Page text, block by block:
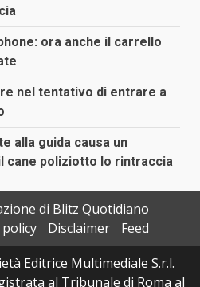
ora anche il carrello
nel tentativo di entrare a
alla guida causa un
cane poliziotto lo rintraccia
di Blitz Quotidiano
Disclaimer
Feed
Editrice Multimediale S.r.l.
al Tribunale di Roma al